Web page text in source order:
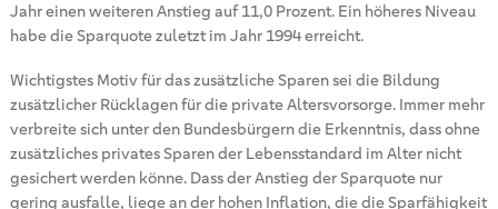
Jahr einen weiteren Anstieg auf 11,0 Prozent. Ein höheres Niveau
habe die Sparquote zuletzt im Jahr 1994 erreicht.
Wichtigstes Motiv für das zusätzliche Sparen sei die Bildung
zusätzlicher Rücklagen für die private Altersvorsorge. Immer mehr
verbreite sich unter den Bundesbürgern die Erkenntnis, dass ohne
zusätzliches privates Sparen der Lebensstandard im Alter nicht
gesichert werden könne. Dass der Anstieg der Sparquote nur
gering ausfalle, liege an der hohen Inflation, die die Sparfähigkeit